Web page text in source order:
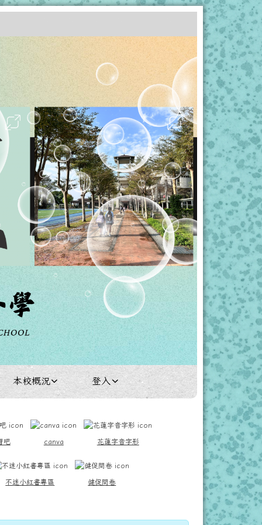
本校概況 登入
吧 canva 花蓮字音字形
不迷小紅書專區 健促問卷